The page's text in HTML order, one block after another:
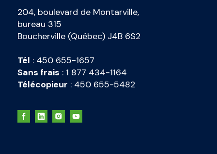
204, boulevard de Montarville,
bureau 315
Boucherville (Québec) J4B 6S2
Tél : 450 655-1657
Sans frais : 1 877 434-1164
Télécopieur : 450 655-5482